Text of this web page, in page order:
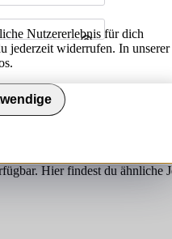
Hier findest du ähnliche
Nutzererlebnis für dich
jederzeit widerrufen. In unserer